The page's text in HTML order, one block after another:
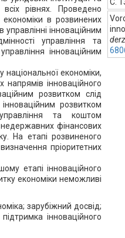
рівнях. Проведено
економіки в розвинених
інноваційним
управління та
інноваційним
національної економіки,
напрямів інноваційного
розвитком слід
розвитком
та коштом
фінансових
На етапі розвиненого
пріоритетних
етапі інноваційного
економіки неможливі
зарубіжний досвід;
інноваційного